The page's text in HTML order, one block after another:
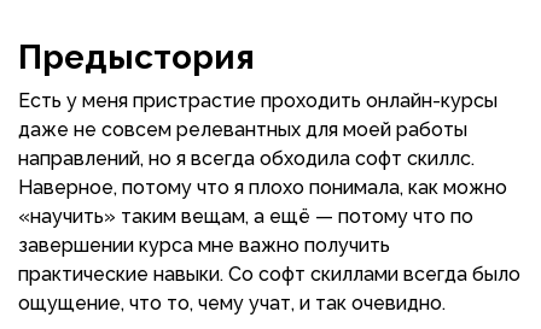
Предыстория
Есть у меня пристрастие проходить онлайн-курсы
даже не совсем релевантных для моей работы
направлений, но я всегда обходила софт скиллс.
Наверное, потому что я плохо понимала, как можно
«научить» таким вещам, а ещё — потому что по
завершении курса мне важно получить
практические навыки. Со софт скиллами всегда было
ощущение, что то, чему учат, и так очевидно.